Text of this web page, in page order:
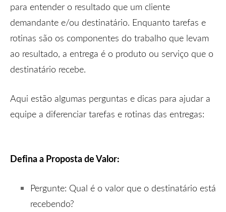
para entender o resultado que um cliente
demandante e/ou destinatário. Enquanto tarefas e
rotinas são os componentes do trabalho que levam
ao resultado, a entrega é o produto ou serviço que o
destinatário recebe.
Aqui estão algumas perguntas e dicas para ajudar a
equipe a diferenciar tarefas e rotinas das entregas:
Defina a Proposta de Valor:
Pergunte: Qual é o valor que o destinatário está
recebendo?